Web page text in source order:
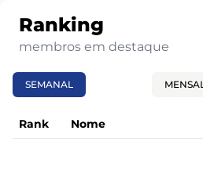
Ranking
membros em destaque
SEMANAL MENSAL
Rank Nome